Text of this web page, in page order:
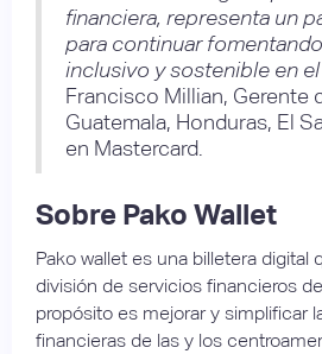
financiera, representa un
para continuar
inclusivo y sostenible en el
Francisco Millian, Gerente
Guatemala, Honduras, El
en Mastercard.
Sobre Pako Wallet
Pako wallet es una billetera digital
división de servicios financieros
propósito es mejorar y simplificar
financieras de las y los